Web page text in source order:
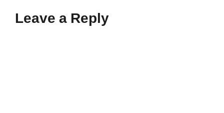
Leave a Reply